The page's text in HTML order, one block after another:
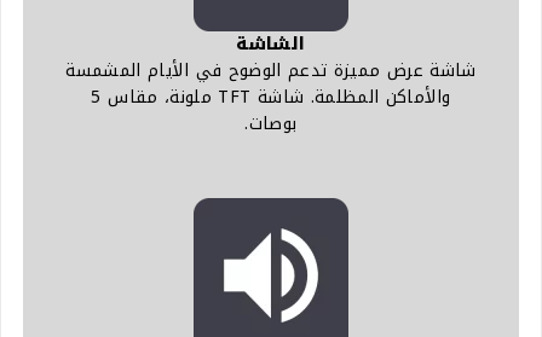
الشاشة
شاشة عرض مميزة تدعم الوضوح في الأيام المشمسة
والأماكن المظلمة. شاشة TFT ملونة، مقاس 5
بوصات.